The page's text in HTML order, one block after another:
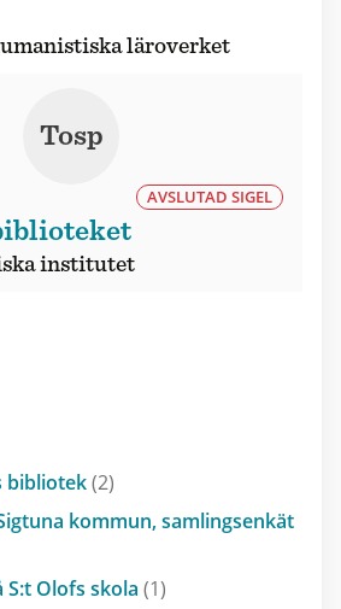
läroverket
Tosp
AVSLUTAD SIGEL
institutet
bibliotek(2)
kommun, samlingsenkät
Olofs skola (1)